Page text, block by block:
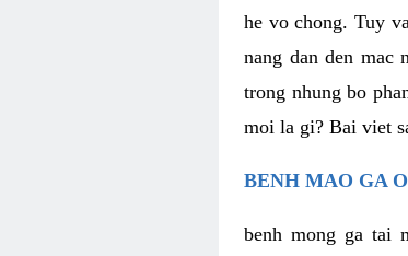
he vo chong. Tuy
nang dan den mac
trong nhung bo
moi la gi? Bai viet
BENH MAO GA
benh mong ga tai